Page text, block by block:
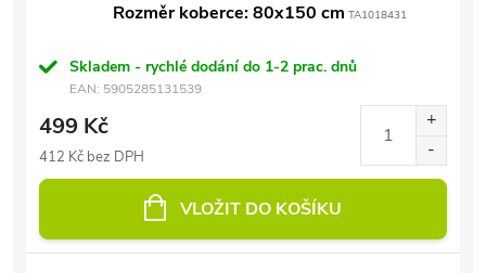
Rozměr koberce: 80x150 cm TA1018431
Skladem - rychlé dodání do 1-2 prac. dnů
EAN: 5905285131539
499 Kč
412 Kč bez DPH
VLOŽIT DO KOŠÍKU